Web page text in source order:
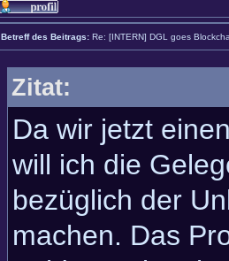
Betreff des Beitrags: Re: [INTERN] DGL goes
Zitat:
Da wir jetzt
will ich die
bezüglich der
machen. Das